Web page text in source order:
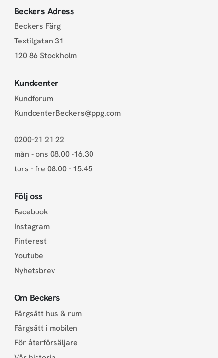
Beckers Adress
Beckers Färg
Textilgatan 31
120 86 Stockholm
Kundcenter
Kundforum
KundcenterBeckers@ppg.com
0200-21 21 22
mån - ons 08.00 -16.30
tors - fre 08.00 - 15.45
Följ oss
Facebook
Instagram
Pinterest
Youtube
Nyhetsbrev
Om Beckers
Färgsätt hus & rum
Färgsätt i mobilen
För återförsäljare